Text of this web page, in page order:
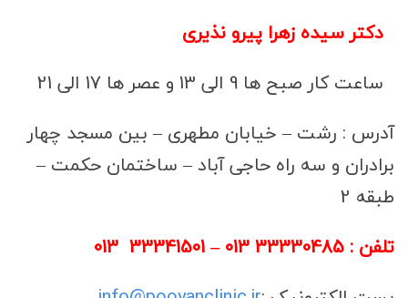
دکتر سیده زهرا پیرو نذیری
ساعت کار صبح ها 9 الی 13 و عصر ها 17 الی 21
آدرس : رشت – خیابان مطهری – بین مسجد چهار
برادران و سه راه حاجی آباد – ساختمان حکمت –
طبقه 2
تلفن : 33330485 013 – 33341501 013